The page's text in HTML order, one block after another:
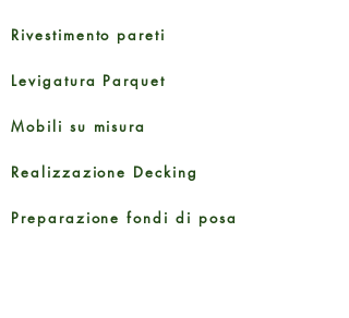
Rivestimento pareti
Levigatura Parquet
Mobili su misura
Realizzazione Decking
Preparazione fondi di posa